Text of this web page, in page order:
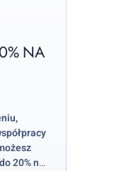
NA
20% na